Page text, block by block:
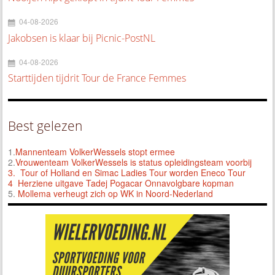
04-08-2026
Jakobsen is klaar bij Picnic-PostNL
04-08-2026
Starttijden tijdrit Tour de France Femmes
Best gelezen
1.Mannenteam VolkerWessels stopt ermee
2.Vrouwenteam VolkerWessels is status opleidingsteam voorbij
3. Tour of Holland en Simac Ladies Tour worden Eneco Tour
4 Herziene uitgave Tadej Pogacar Onnavolgbare kopman
5. Mollema verheugt zich op WK in Noord-Nederland